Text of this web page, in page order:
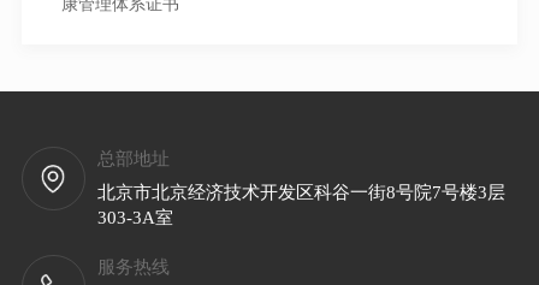
康管理体系证书
总部地址
北京市北京经济技术开发区科谷一街8号院7号楼3层
303-3A室
服务热线